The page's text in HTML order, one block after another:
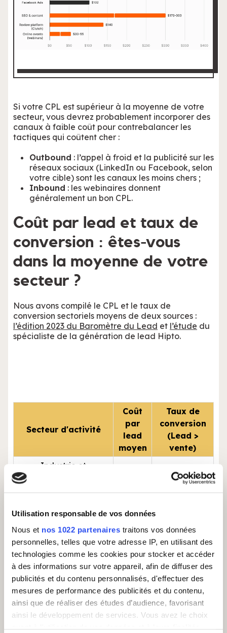
Utilisation responsable de vos données
Nous et nos 1022 partenaires traitons vos données
personnelles, telles que votre adresse IP, en utilisant des
technologies comme les cookies pour stocker et accéder
à des informations sur votre appareil, afin de diffuser des
publicités et du contenu personnalisés, d'effectuer des
mesures de performance des publicités et du contenu,
ainsi que de réaliser des études d’audience, favorisant
ainsi le développement de services. Vous avez le choix
Si votre CPL est supérieur à la moyenne de votre
secteur, vous devrez probablement incorporer des
canaux à faible coût pour contrebalancer les
tactiques qui coûtent cher :
Outbound : l’appel à froid et la publicité sur les
réseaux sociaux (LinkedIn ou Facebook, selon
votre cible) sont les canaux les moins chers ;
Inbound : les webinaires donnent
généralement un bon CPL.
Coût par lead et taux de
conversion : êtes-vous
dans la moyenne de votre
secteur ?
Nous avons compilé le CPL et le taux de
conversion sectoriels moyens de deux sources :
l’édition 2023 du Baromètre du Lead et l’étude du
spécialiste de la génération de lead Hipto.
Secteur d'activité
Coût
par
lead
moyen
Taux de
conversion
(Lead >
vente)
Industrie et
15 %
Services généraux,
informatique, télécoms
(B2B)
86 €
Finance, assurances,
gestion (B2B)
63,88 € 8,16 %
Télécoms, énergie
(abonnements B2C)
22,13 € 21,97 %
Automobile, transport
(B2C)
63,88 € 8,16 %